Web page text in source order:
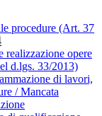
procedure (Art. 37
realizzazione opere
d.lgs. 33/2013)
di lavori,
/ Mancata